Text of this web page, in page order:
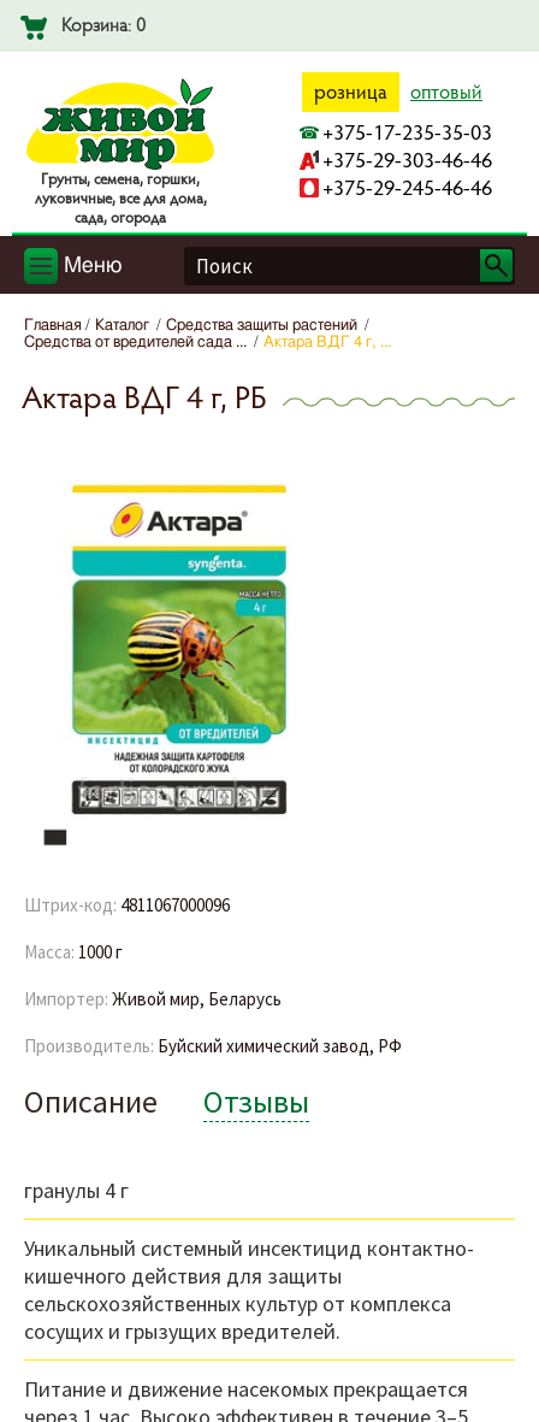
Корзина: 0
Гpyнты, ceмeнa, гopшки,
лyкoвичныe, вce для дoмa,
caдa, oгopoдa
розница оптовый
+375-17-235-35-03
+375-29-303-46-46
+375-29-245-46-46
Меню
Главная Каталог
Средства защиты растений
Средства от вредителей сада ...
Актара ВДГ 4 г, ...
Актара ВДГ 4 г, РБ
Штрих-код: 4811067000096
Масса: 1000 г
Импортер: Живой мир, Беларусь
Производитель: Буйский химический завод, РФ
Описание Отзывы
гранулы 4 г
Уникальный системный инсектицид контактно-
кишечного действия для защиты
сельскохозяйственных культур от комплекса
сосущих и грызущих вредителей.
Питание и движение насекомых прекращается